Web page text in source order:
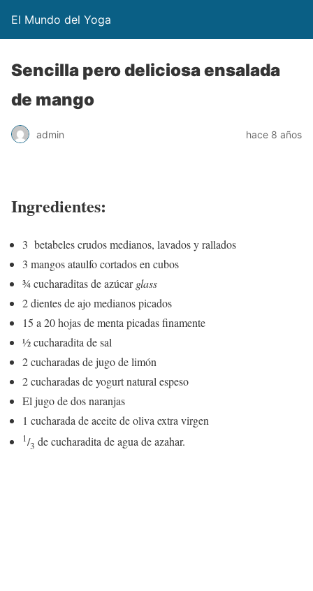
El Mundo del Yoga
Sencilla pero deliciosa ensalada
de mango
admin hace 8 años
Ingredientes:
3 betabeles crudos medianos, lavados y rallados
3 mangos ataulfo cortados en cubos
¾ cucharaditas de azúcarglass
2 dientes de ajo medianos picados
15 a 20 hojas de menta picadas finamente
½ cucharadita de sal
2 cucharadas de jugo de limón
2 cucharadas de yogurt natural espeso
El jugo de dos naranjas
1 cucharada de aceite de oliva extra virgen
1/3 de cucharadita de agua de azahar.